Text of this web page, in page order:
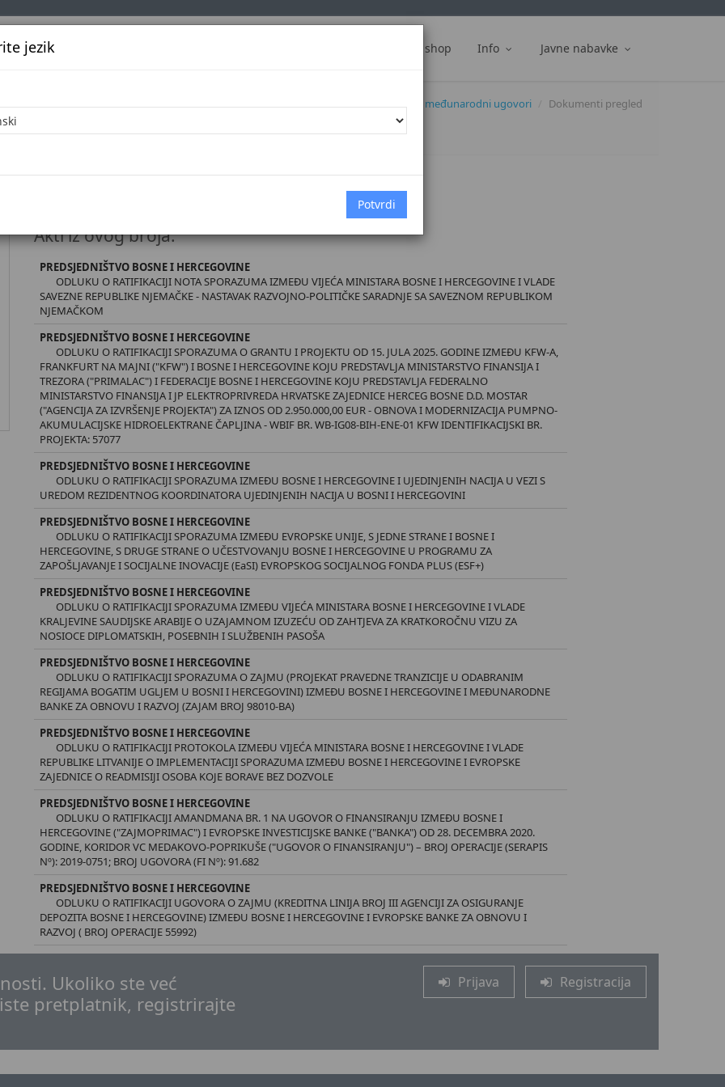
Službena glasila Web shop Info Javne nabavke
jezik
Početna Dokumenti međunarodni ugovori Dokumenti pregled
Međunarodni ugovori broj 4/26 [25.5.2026.]
Akti iz ovog broja:
PREDSJEDNIŠTVO BOSNE I HERCEGOVINE
ODLUKU O RATIFIKACIJI NOTA SPORAZUMA IZMEĐU VIJEĆA MINISTARA BOSNE I HERCEGOVINE I VLADE
SAVEZNE REPUBLIKE NJEMAČKE - NASTAVAK RAZVOJNO-POLITIČKE SARADNJE SA SAVEZNOM REPUBLIKOM
NJEMAČKOM
PREDSJEDNIŠTVO BOSNE I HERCEGOVINE
ODLUKU O RATIFIKACIJI SPORAZUMA O GRANTU I PROJEKTU OD 15. JULA 2025. GODINE IZMEĐU KFW-A,
FRANKFURT NA MAJNI ("KFW") I BOSNE I HERCEGOVINE KOJU PREDSTAVLJA MINISTARSTVO FINANSIJA I
TREZORA ("PRIMALAC") I FEDERACIJE BOSNE I HERCEGOVINE KOJU PREDSTAVLJA FEDERALNO
MINISTARSTVO FINANSIJA I JP ELEKTROPRIVREDA HRVATSKE ZAJEDNICE HERCEG BOSNE D.D. MOSTAR
("AGENCIJA ZA IZVRŠENJE PROJEKTA") ZA IZNOS OD 2.950.000,00 EUR - OBNOVA I MODERNIZACIJA PUMPNO-
AKUMULACIJSKE HIDROELEKTRANE ČAPLJINA - WBIF BR. WB-IG08-BIH-ENE-01 KFW IDENTIFIKACIJSKI BR.
PROJEKTA: 57077
PREDSJEDNIŠTVO BOSNE I HERCEGOVINE
ODLUKU O RATIFIKACIJI SPORAZUMA IZMEĐU BOSNE I HERCEGOVINE I UJEDINJENIH NACIJA U VEZI S
UREDOM REZIDENTNOG KOORDINATORA UJEDINJENIH NACIJA U BOSNI I HERCEGOVINI
PREDSJEDNIŠTVO BOSNE I HERCEGOVINE
ODLUKU O RATIFIKACIJI SPORAZUMA IZMEĐU EVROPSKE UNIJE, S JEDNE STRANE I BOSNE I
HERCEGOVINE, S DRUGE STRANE O UČESTVOVANJU BOSNE I HERCEGOVINE U PROGRAMU ZA
ZAPOŠLJAVANJE I SOCIJALNE INOVACIJE (EaSI) EVROPSKOG SOCIJALNOG FONDA PLUS (ESF+)
PREDSJEDNIŠTVO BOSNE I HERCEGOVINE
ODLUKU O RATIFIKACIJI SPORAZUMA IZMEĐU VIJEĆA MINISTARA BOSNE I HERCEGOVINE I VLADE
KRALJEVINE SAUDIJSKE ARABIJE O UZAJAMNOM IZUZEĆU OD ZAHTJEVA ZA KRATKOROČNU VIZU ZA
NOSIOCE DIPLOMATSKIH, POSEBNIH I SLUŽBENIH PASOŠA
PREDSJEDNIŠTVO BOSNE I HERCEGOVINE
ODLUKU O RATIFIKACIJI SPORAZUMA O ZAJMU (PROJEKAT PRAVEDNE TRANZICIJE U ODABRANIM
REGIJAMA BOGATIM UGLJEM U BOSNI I HERCEGOVINI) IZMEĐU BOSNE I HERCEGOVINE I MEĐUNARODNE
BANKE ZA OBNOVU I RAZVOJ (ZAJAM BROJ 98010-BA)
PREDSJEDNIŠTVO BOSNE I HERCEGOVINE
ODLUKU O RATIFIKACIJI PROTOKOLA IZMEĐU VIJEĆA MINISTARA BOSNE I HERCEGOVINE I VLADE
REPUBLIKE LITVANIJE O IMPLEMENTACIJI SPORAZUMA IZMEĐU BOSNE I HERCEGOVINE I EVROPSKE
ZAJEDNICE O READMISIJI OSOBA KOJE BORAVE BEZ DOZVOLE
PREDSJEDNIŠTVO BOSNE I HERCEGOVINE
ODLUKU O RATIFIKACIJI AMANDMANA BR. 1 NA UGOVOR O FINANSIRANJU IZMEĐU BOSNE I
HERCEGOVINE ("ZAJMOPRIMAC") I EVROPSKE INVESTICIJSKE BANKE ("BANKA") OD 28. DECEMBRA 2020.
GODINE, KORIDOR VC MEDAKOVO-POPRIKUŠE ("UGOVOR O FINANSIRANJU") – BROJ OPERACIJE (SERAPIS
Nº): 2019-0751; BROJ UGOVORA (FI Nº): 91.682
PREDSJEDNIŠTVO BOSNE I HERCEGOVINE
ODLUKU O RATIFIKACIJI UGOVORA O ZAJMU (KREDITNA LINIJA BROJ III AGENCIJI ZA OSIGURANJE
DEPOZITA BOSNE I HERCEGOVINE) IZMEĐU BOSNE I HERCEGOVINE I EVROPSKE BANKE ZA OBNOVU I
RAZVOJ ( BROJ OPERACIJE 55992)
Ukoliko ste već
pretplatnik, registrirajte
Prijava Registracija